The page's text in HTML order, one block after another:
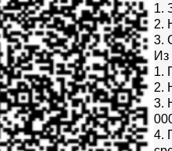
1.
2.
3.
Из
1.
2.
3.
4.